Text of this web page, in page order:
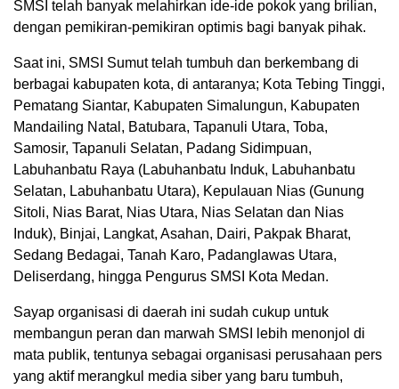
SMSI telah banyak melahirkan ide-ide pokok yang brilian,
dengan pemikiran-pemikiran optimis bagi banyak pihak.
Saat ini, SMSI Sumut telah tumbuh dan berkembang di
berbagai kabupaten kota, di antaranya; Kota Tebing Tinggi,
Pematang Siantar, Kabupaten Simalungun, Kabupaten
Mandailing Natal, Batubara, Tapanuli Utara, Toba,
Samosir, Tapanuli Selatan, Padang Sidimpuan,
Labuhanbatu Raya (Labuhanbatu Induk, Labuhanbatu
Selatan, Labuhanbatu Utara), Kepulauan Nias (Gunung
Sitoli, Nias Barat, Nias Utara, Nias Selatan dan Nias
Induk), Binjai, Langkat, Asahan, Dairi, Pakpak Bharat,
Sedang Bedagai, Tanah Karo, Padanglawas Utara,
Deliserdang, hingga Pengurus SMSI Kota Medan.
Sayap organisasi di daerah ini sudah cukup untuk
membangun peran dan marwah SMSI lebih menonjol di
mata publik, tentunya sebagai organisasi perusahaan pers
yang aktif merangkul media siber yang baru tumbuh,